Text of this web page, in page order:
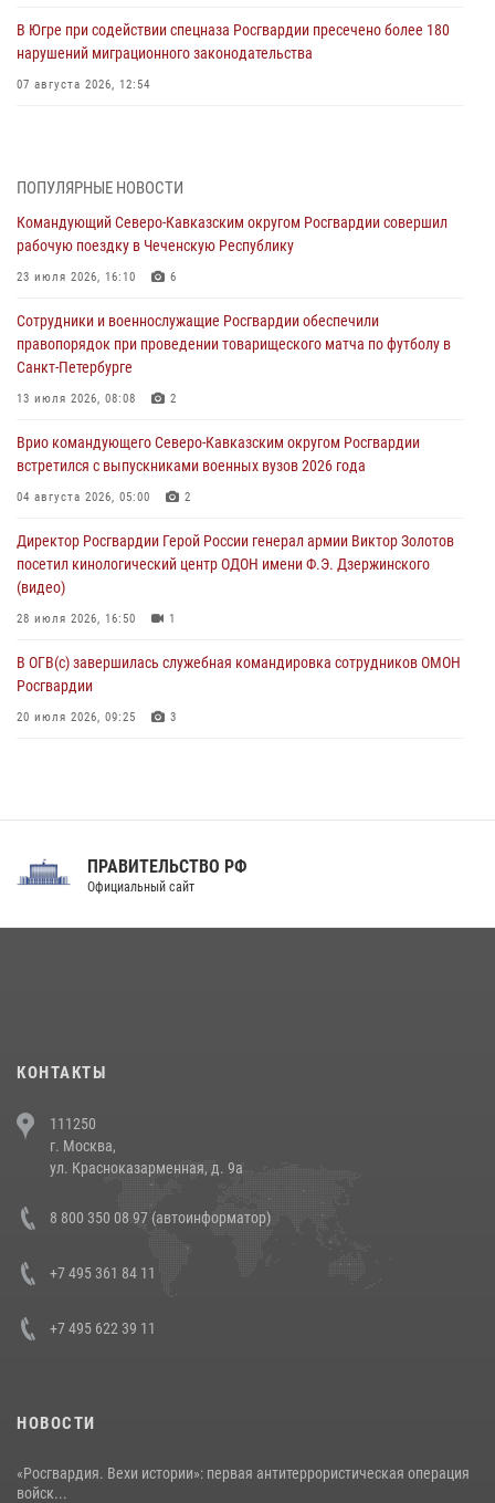
В Югре при содействии спецназа Росгвардии пресечено более 180
нарушений миграционного законодательства
07 августа 2026, 12:54
Росгвардии (видео)
07 августа 2026, 12:20
ветераны военной контрразведки почтили память Николая
Кузнецова
07 августа 2026, 12:00
выпуска «Легенды армии с Александром Маршалом»
07 августа 2026, 12:00
Смольного собора в Санкт-Петербурге (видео)
3 1
ПОПУЛЯРНЫЕ НОВОСТИ
Командующий Северо-Кавказским округом Росгвардии совершил
рабочую поездку в Чеченскую Республику
23 июля 2026, 16:10 6
Сотрудники и военнослужащие Росгвардии обеспечили
правопорядок при проведении товарищеского матча по футболу в
Санкт-Петербурге
13 июля 2026, 08:08 2
Врио командующего Северо-Кавказским округом Росгвардии
встретился с выпускниками военных вузов 2026 года
04 августа 2026, 05:00 2
Директор Росгвардии Герой России генерал армии Виктор Золотов
посетил кинологический центр ОДОН имени Ф.Э. Дзержинского
(видео)
28 июля 2026, 16:50 1
В ОГВ(с) завершилась служебная командировка сотрудников ОМОН
Росгвардии
20 июля 2026, 09:25 3
Праздник «Один день с Росгвардией» к 105-летию Центрального
напавших на бригаду скорой помощи (видео)
14 июля 2026, 12:20
В Росгвардии прошла военно-научная конференция по обобщению
боевого опыта
ПРАВИТЕЛЬСТВО РФ
Официальный сайт
КОНТАКТЫ
111250
г. Москва,
ул. Красноказарменная, д. 9а
8 800 350 08 97 (автоинформатор)
+7 495 361 84 11
+7 495 622 39 11
НОВОСТИ
«Росгвардия. Вехи истории»: первая антитеррористическая операция
войск...